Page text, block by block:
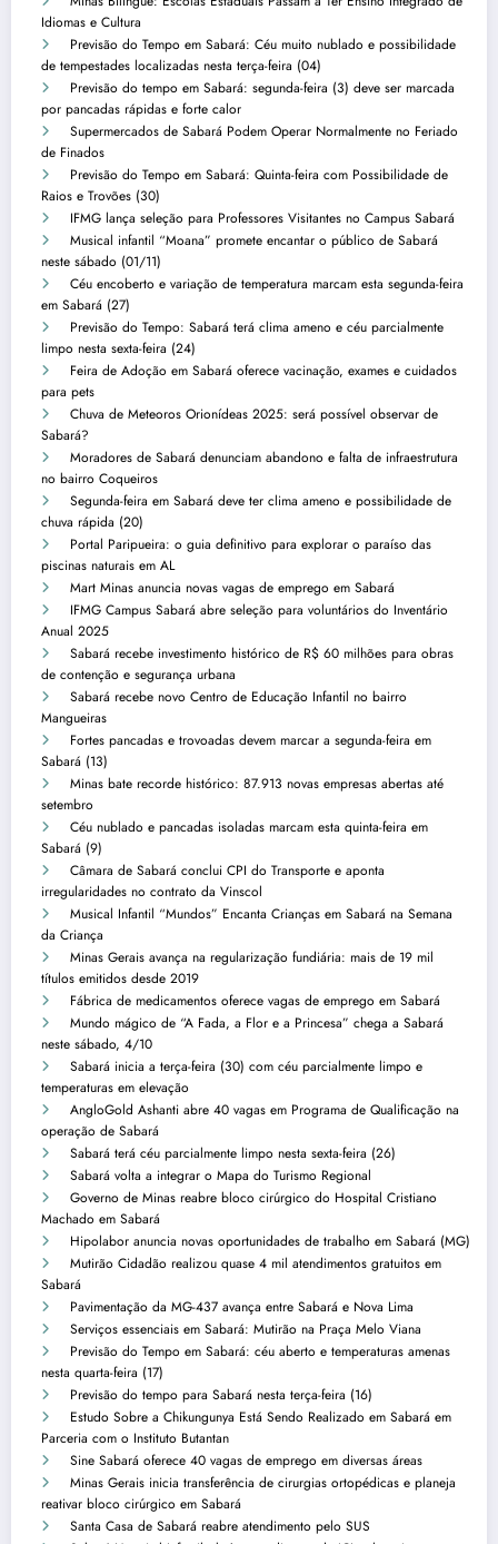
Idiomas e Cultura
Previsão do Tempo em Sabará: Céu muito nublado e possibilidade
de tempestades localizadas nesta terça-feira (04)
Previsão do tempo em Sabará: segunda-feira (3) deve ser marcada
por pancadas rápidas e forte calor
Supermercados de Sabará Podem Operar Normalmente no Feriado
de Finados
Previsão do Tempo em Sabará: Quinta-feira com Possibilidade de
Raios e Trovões (30)
IFMG lança seleção para Professores Visitantes no Campus Sabará
Musical infantil “Moana” promete encantar o público de Sabará
neste sábado (01/11)
Céu encoberto e variação de temperatura marcam esta segunda-feira
em Sabará (27)
Previsão do Tempo: Sabará terá clima ameno e céu parcialmente
limpo nesta sexta-feira (24)
Feira de Adoção em Sabará oferece vacinação, exames e cuidados
para pets
Chuva de Meteoros Orionídeas 2025: será possível observar de
Sabará?
Moradores de Sabará denunciam abandono e falta de infraestrutura
no bairro Coqueiros
Segunda-feira em Sabará deve ter clima ameno e possibilidade de
chuva rápida (20)
Portal Paripueira: o guia definitivo para explorar o paraíso das
piscinas naturais em AL
Mart Minas anuncia novas vagas de emprego em Sabará
IFMG Campus Sabará abre seleção para voluntários do Inventário
Anual 2025
Sabará recebe investimento histórico de R$ 60 milhões para obras
de contenção e segurança urbana
Sabará recebe novo Centro de Educação Infantil no bairro
Mangueiras
Fortes pancadas e trovoadas devem marcar a segunda-feira em
Sabará (13)
Minas bate recorde histórico: 87.913 novas empresas abertas até
setembro
Céu nublado e pancadas isoladas marcam esta quinta-feira em
Sabará (9)
Câmara de Sabará conclui CPI do Transporte e aponta
irregularidades no contrato da Vinscol
Musical Infantil “Mundos” Encanta Crianças em Sabará na Semana
da Criança
Minas Gerais avança na regularização fundiária: mais de 19 mil
títulos emitidos desde 2019
Fábrica de medicamentos oferece vagas de emprego em Sabará
Mundo mágico de “A Fada, a Flor e a Princesa” chega a Sabará
neste sábado, 4/10
Sabará inicia a terça-feira (30) com céu parcialmente limpo e
temperaturas em elevação
AngloGold Ashanti abre 40 vagas em Programa de Qualificação na
operação de Sabará
Sabará terá céu parcialmente limpo nesta sexta-feira (26)
Sabará volta a integrar o Mapa do Turismo Regional
Governo de Minas reabre bloco cirúrgico do Hospital Cristiano
Machado em Sabará
Hipolabor anuncia novas oportunidades de trabalho em Sabará (MG)
Mutirão Cidadão realizou quase 4 mil atendimentos gratuitos em
Sabará
Pavimentação da MG-437 avança entre Sabará e Nova Lima
Serviços essenciais em Sabará: Mutirão na Praça Melo Viana
Previsão do Tempo em Sabará: céu aberto e temperaturas amenas
nesta quarta-feira (17)
Previsão do tempo para Sabará nesta terça-feira (16)
Estudo Sobre a Chikungunya Está Sendo Realizado em Sabará em
Parceria com o Instituto Butantan
Sine Sabará oferece 40 vagas de emprego em diversas áreas
Minas Gerais inicia transferência de cirurgias ortopédicas e planeja
reativar bloco cirúrgico em Sabará
Santa Casa de Sabará reabre atendimento pelo SUS